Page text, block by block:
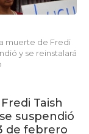
muerte de Fredi
y se reinstalará
Taish
suspendió
de febrero